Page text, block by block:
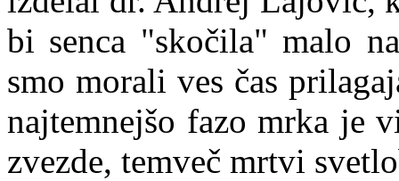
bi senca "skočila" malo
smo morali ves čas
najtemnejšo fazo mrka je
zvezde, temveč mrtvi